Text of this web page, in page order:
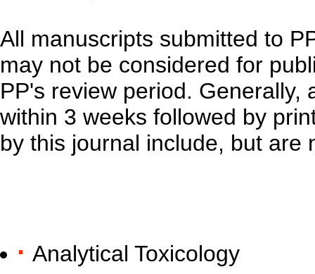
All manuscripts submitted to
may not be considered for
PP's review period. Generally,
within 3 weeks followed by
by this journal include, but are
· Analytical Toxicology